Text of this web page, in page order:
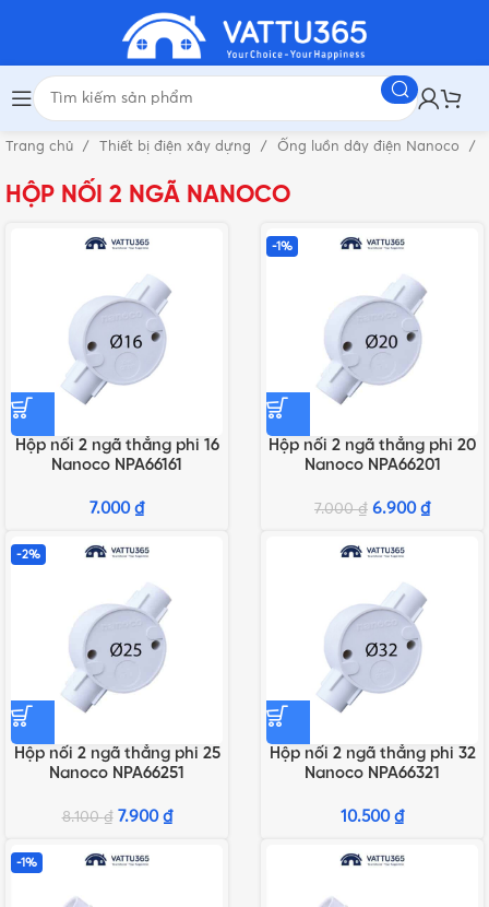
Trang chủ Thiết bị điện xây dựng Ống luồn dây điện Nanoco
HỘP NỐI 2 NGÃ NANOCO
Hộp nối 2 ngã thẳng phi 16
Nanoco NPA66161
7.000 ₫
-1%
Hộp nối 2 ngã thẳng phi 20
Nanoco NPA66201
7.000₫ 6.900 ₫
-2%
Hộp nối 2 ngã thẳng phi 25
Nanoco NPA66251
8.100₫ 7.900 ₫
Hộp nối 2 ngã thẳng phi 32
Nanoco NPA66321
10.500 ₫
-1%